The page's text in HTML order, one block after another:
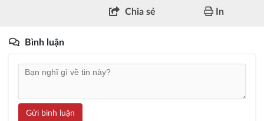
Chia sẻ In
Bình luận
Gửi bình luận